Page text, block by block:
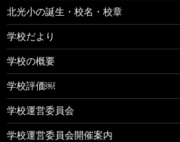
北光小の誕生・校名・校章
学校だより
学校の概要
学校評価￼
学校運営委員会
学校運営委員会開催案内